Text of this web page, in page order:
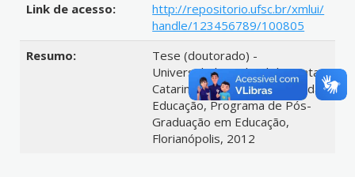
Link de acesso:
http://repositorio.ufsc.br/xmlui/
handle/123456789/100805
Resumo:
Tese (doutorado) -
Universidade Federal de Santa
Catarina, Centro de Ciências da
Educação, Programa de Pós-
Graduação em Educação,
Florianópolis, 2012